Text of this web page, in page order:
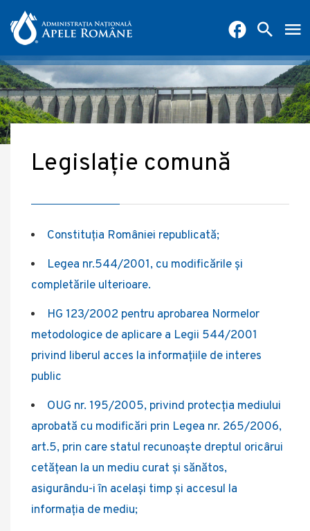
Legislație comună
Constituția României republicată;
Legea nr.544/2001, cu modificările şi
completările ulterioare.
HG 123/2002 pentru aprobarea Normelor
metodologice de aplicare a Legii 544/2001
privind liberul acces la informaţiile de interes
public
OUG nr. 195/2005, privind protecţia mediului
aprobată cu modificări prin Legea nr. 265/2006,
art.5, prin care statul recunoaşte dreptul oricârui
cetăţean la un mediu curat şi sănătos,
asigurându-i în acelaşi timp şi accesul la
informaţia de mediu;